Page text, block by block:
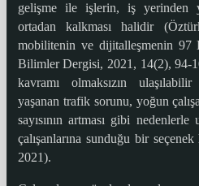
gelişme ile işlerin, iş yerinden
ortadan kalkması halidir
mobilitenin ve dijitalleşmenin 97
Bilimler Dergisi, 2021, 14(2), 94-
kavramı olmaksızın
yaşanan trafik sorunu, yoğun
sayısının artması gibi
çalışanlarına sunduğu bir
2021).